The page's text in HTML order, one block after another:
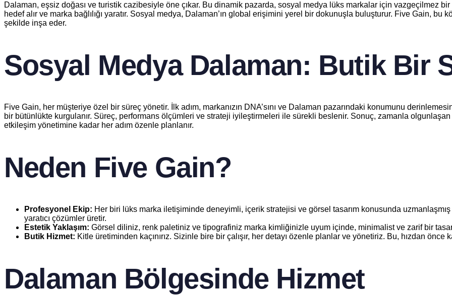
Dalaman, eşsiz doğası ve turistik cazibesiyle öne çıkar. Bu dinamik pazarda, sosyal medya lüks markalar için vazgeçilmez
hedef alır ve marka bağlılığı yaratır. Sosyal medya, Dalaman’ın global erişimini yerel bir dokunuşla buluşturur. Five Gain, bu
şekilde inşa eder.
Sosyal Medya Dalaman: Butik Bir
Five Gain, her müşteriye özel bir süreç yönetir. İlk adım, markanızın DNA’sını ve Dalaman pazarındaki konumunu
bir bütünlükte kurgulanır. Süreç, performans ölçümleri ve strateji iyileştirmeleri ile sürekli beslenir. Sonuç, zamanla olgunlaşan
etkileşim yönetimine kadar her adım özenle planlanır.
Neden Five Gain?
Profesyonel Ekip: Her biri lüks marka iletişiminde deneyimli, içerik stratejisi ve görsel tasarım konusunda
yaratıcı çözümler üretir.
Estetik Yaklaşım: Görsel diliniz, renk paletiniz ve tipografiniz marka kimliğinizle uyum içinde, minimalist ve zarif bir
Butik Hizmet: Kitle üretiminden kaçınırız. Sizinle bire bir çalışır, her detayı özenle planlar ve yönetiriz. Bu, hızdan
Dalaman Bölgesinde Hizmet